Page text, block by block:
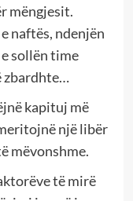
mëngjesit.
naftës, ndenjën
e sollën time
zbardhte…
kapituj më
një libër
mëvonshme.
të mirë